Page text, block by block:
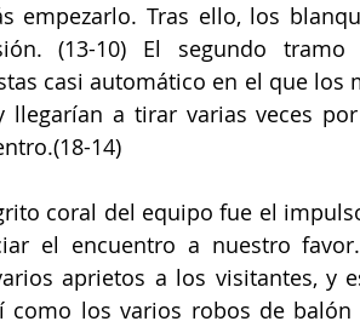
empezarlo. Tras ello, los
(13-10) El segundo
casi automático en el que los
llegarían a tirar varias veces
14)
coral del equipo fue el
el encuentro a nuestro
aprietos a los visitantes, y
como los varios robos de